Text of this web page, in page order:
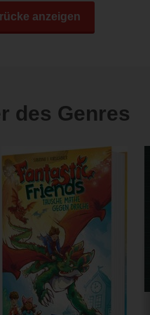
anzeigen
des Genres